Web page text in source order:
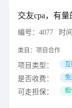
交友cpa，有
编号： 4077 时间
类目： 项目合作
项目类型：
是否收费： 免
可走担保：